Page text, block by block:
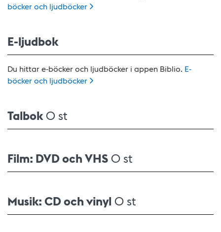
böcker och ljudböcker
E-ljudbok
Du hittar e-böcker och ljudböcker i appen Biblio. E-
böcker och ljudböcker
Talbok0 st
Film: DVD och VHS0 st
Musik: CD och vinyl 0 st